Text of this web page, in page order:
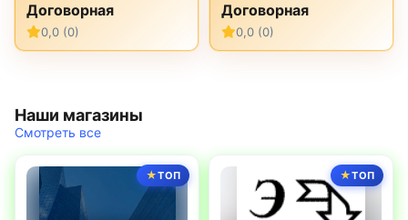
Договорная
0,0 (0)
другую химию
неликвиды
Договорная
0,0 (0)
Наши магазины
Смотреть все
ТОП ТОП